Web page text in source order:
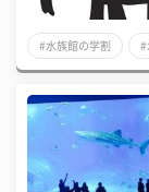
#水族館の学割 #